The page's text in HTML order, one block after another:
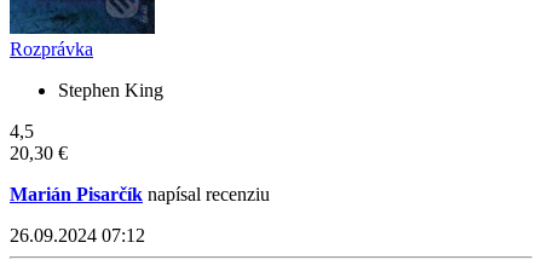
Rozprávka
Stephen King
4,5
20,30 €
Marián Pisarčík napísal recenziu
26.09.2024 07:12